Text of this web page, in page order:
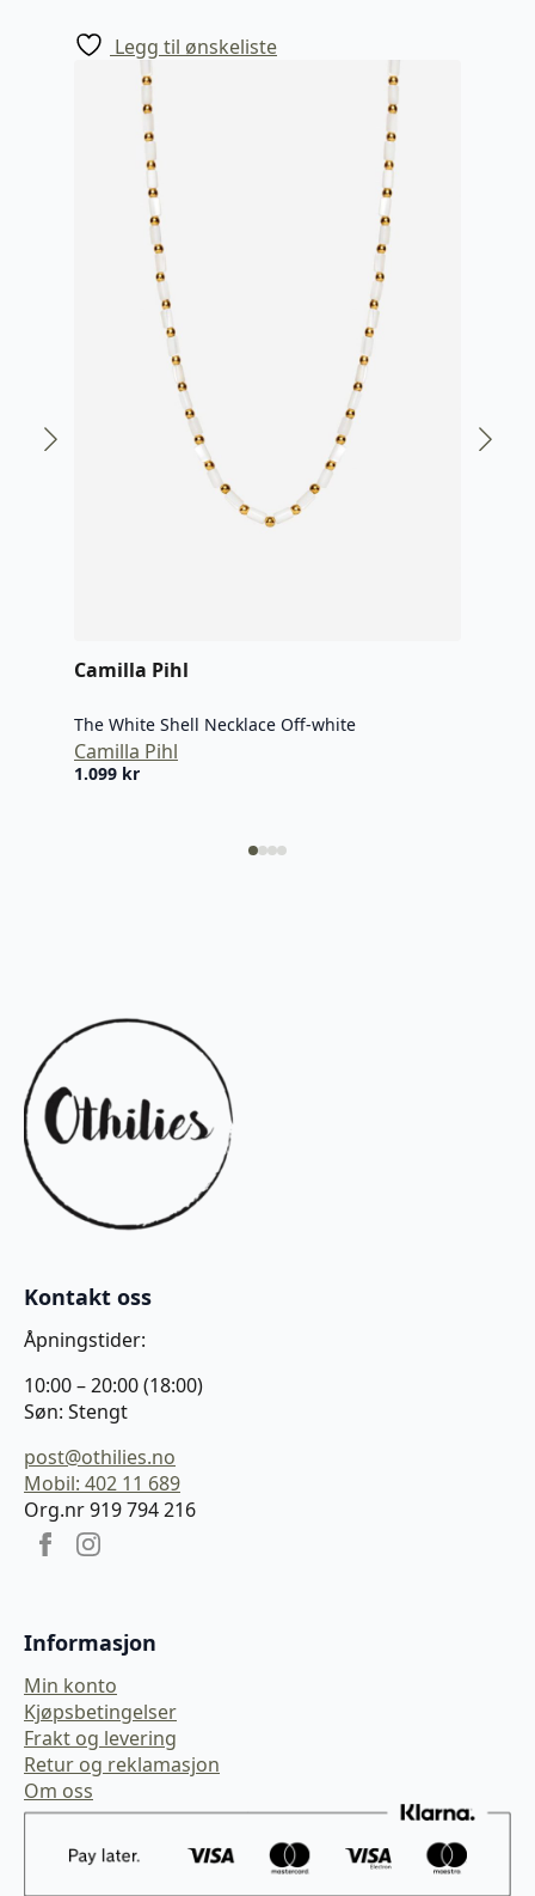
Legg til ønskeliste
Camilla Pihl
The White Shell Necklace Off-white
Camilla Pihl
1.099 kr
Kontakt oss
Åpningstider:
10:00 – 20:00 (18:00)
Søn: Stengt
post@othilies.no
Mobil: 402 11 689
Org.nr 919 794 216
Informasjon
Min konto
Kjøpsbetingelser
Frakt og levering
Retur og reklamasjon
Om oss